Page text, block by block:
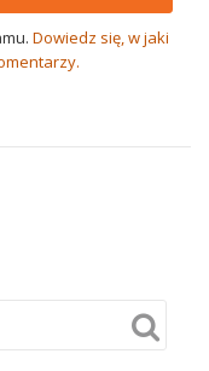
Dowiedz się, w jaki